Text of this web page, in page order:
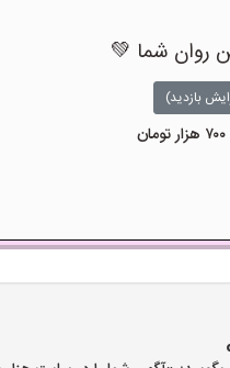
روان شما 💚
بازدید)